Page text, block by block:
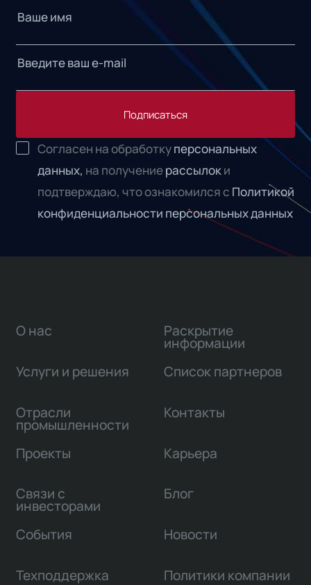
Подписаться
Согласен на обработкуперсональных
данных, на получениерассылоки
подтверждаю, что ознакомился с Политикой
конфиденциальности персональных данных
О нас
Услуги и решения
Отрасли
промышленности
Проекты
Связи с
инвесторами
Раскрытие
информации
Список партнеров
Контакты
Карьера
Блог
События Новости
Техподдержка Политики компании